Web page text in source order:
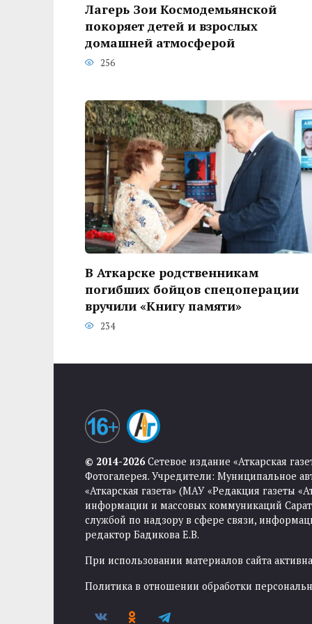
Лагерь Зои Космодемьянской
покоряет детей и взрослых
домашней атмосферой
256
В Аткарске родственникам
погибших бойцов спецоперации
вручили «Книгу памяти»
234
© 2014-2026Сетевое издание «Аткарская
Фотогалерея. Учредители: Муниципальное
«Аткарская газета» (МАУ «Редакция газеты
информации и массовых коммуникаций
службой по надзору в сфере связи,
редактор Бадикова Е.В.
При использовании материалов сайта
Политика в отношении обработки